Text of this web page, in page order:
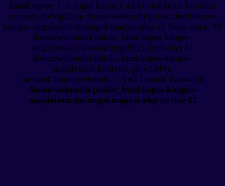
Fatal error: Uncaught Error: Call to undefined function
connect_dbEng2() in /home/webmulti/public_html/kepes-
hangos-angolszotar.hu/angol-magyar.php:12 Stack trace: #0
/home/webmulti/public_html/kepes-hangos-
angolszotar.hu/szotar.php(892): include() #1
/home/webmulti/public_html/kepes-hangos-
angolszotar.hu/index.php(2349):
include('/home/webmulti/...') #2 {main} thrown in
/home/webmulti/public_html/kepes-hangos-
angolszotar.hu/angol-magyar.php on line 12